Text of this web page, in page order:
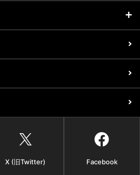
X (旧Twitter) Facebook